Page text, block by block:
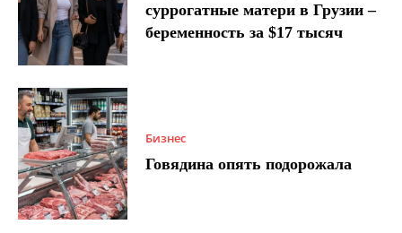
суррогатные матери в Грузии –
беременность за $17 тысяч
Бизнес
Говядина опять подорожала